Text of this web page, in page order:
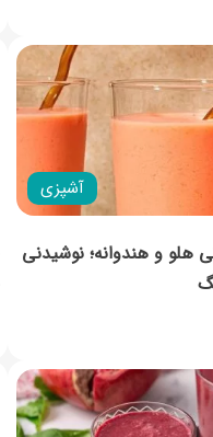
آشپزی
هلو و هندوانه؛ نوشیدنی